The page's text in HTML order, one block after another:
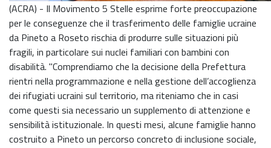
(ACRA) - Il Movimento 5 Stelle esprime forte preoccupazione
per le conseguenze che il trasferimento delle famiglie ucraine
da Pineto a Roseto rischia di produrre sulle situazioni più
fragili, in particolare sui nuclei familiari con bambini con
disabilità. "Comprendiamo che la decisione della Prefettura
rientri nella programmazione e nella gestione dell’accoglienza
dei rifugiati ucraini sul territorio, ma riteniamo che in casi
come questi sia necessario un supplemento di attenzione e
sensibilità istituzionale. In questi mesi, alcune famiglie hanno
costruito a Pineto un percorso concreto di inclusione sociale,